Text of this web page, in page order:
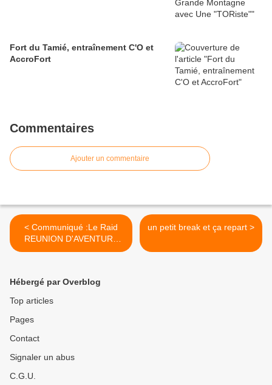
Fort du Tamié, entraînement C'O et
AccroFort
Commentaires
Ajouter un commentaire
< Communiqué :Le Raid
REUNION D'AVENTURE
n'aura plus lieu
un petit break et ça repart >
Hébergé par Overblog
Top articles
Pages
Contact
Signaler un abus
C.G.U.